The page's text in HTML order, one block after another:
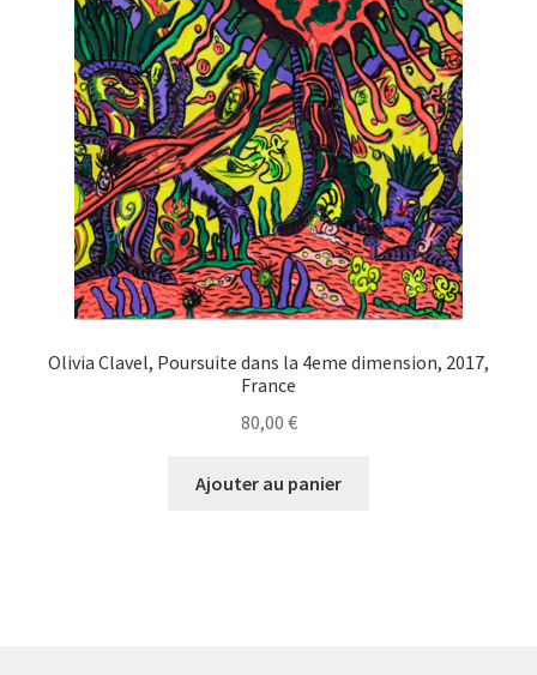
Olivia Clavel, Poursuite dans la 4eme dimension, 2017,
France
80,00 €
Ajouter au panier